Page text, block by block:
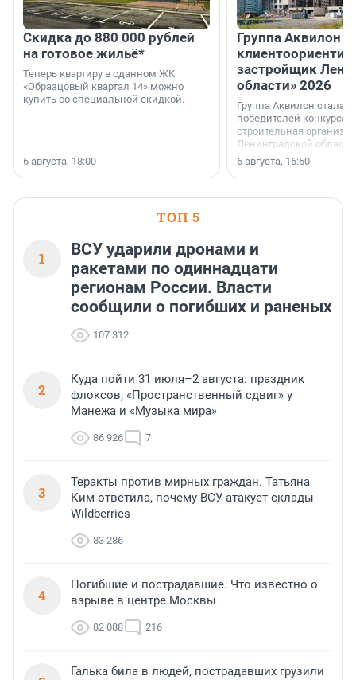
Скидка до 880 000 рублей
на готовое жильё*
Теперь квартиру в сданном ЖК
«Образцовый квартал 14» можно
купить со специальной скидкой.
6 августа, 18:00
Группа Аквилон
застройщик
области» 2026
Группа Аквилон стала
победителей конкурса
строительная
Ленинградской области
номинации «Самый
застройщик
области».
6 августа, 16:50
ТОП 5
1
ВСУ ударили дронами и
ракетами по одиннадцати
регионам России. Власти
сообщили о погибших и раненых
107 312
2
Куда пойти 31 июля–2 августа: праздник
флоксов, «Пространственный сдвиг» у
Манежа и «Музыка мира»
86 926 7
3
Теракты против мирных граждан. Татьяна
Ким ответила, почему ВСУ атакует склады
Wildberries
83 286
4
Погибшие и пострадавшие. Что известно о
взрыве в центре Москвы
82 088 216
Галька била в людей, пострадавших грузили